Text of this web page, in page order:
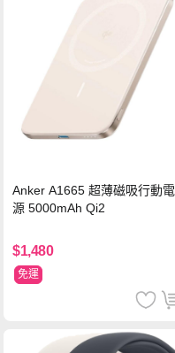
Anker A1665 超薄磁吸行動電
源 5000mAh Qi2
$1,480
免運